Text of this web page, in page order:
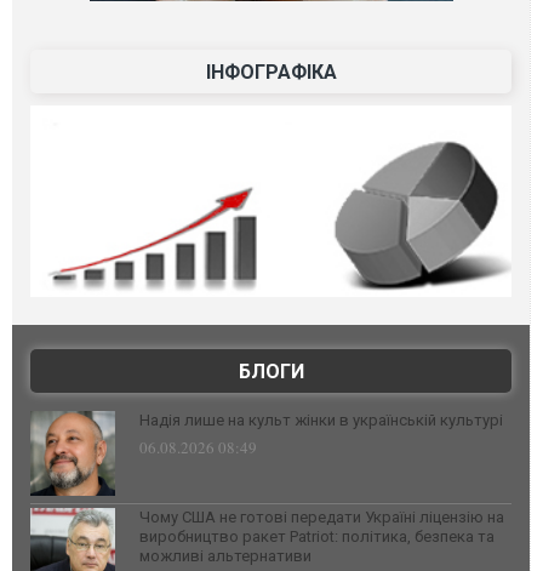
ІНФОГРАФІКА
БЛОГИ
Надія лише на культ жінки в українській культурі
06.08.2026 08:49
Чому США не готові передати Україні ліцензію на
виробництво ракет Patriot: політика, безпека та
можливі альтернативи